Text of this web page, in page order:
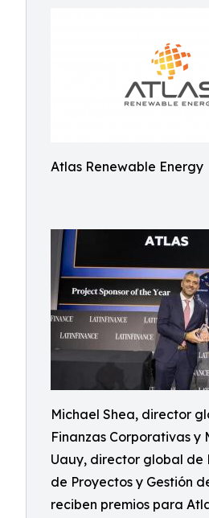
Atlas Renewable Energy
Michael Shea, director
Finanzas Corporativas y
Uauy, director global de
de Proyectos y Gestión
reciben premios para